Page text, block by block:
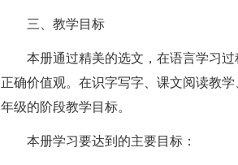
三、教学目标
本册通过精美的选文，在语言学习
正确价值观。在识字写字、课文阅读教
年级的阶段教学目标。
本册学习要达到的主要目标：